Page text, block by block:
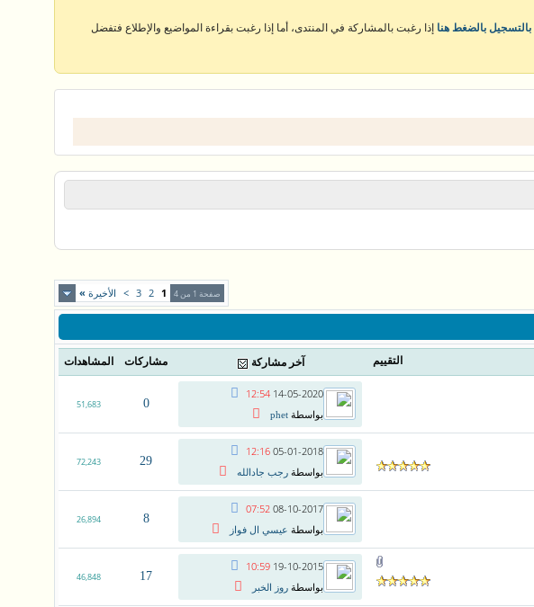
بالتسجيل بالضغط هنا إذا رغبت بالمشاركة في المنتدى، أما إذا رغبت بقراءة المواضيع والإطلاع فتفضل
صفحة 1 من 4 1
2
3
> الأخيرة »
التقييم آخر مشاركة مشاركات المشاهدات
14-05-2020
12:54
بواسطة phet
0
51,683
05-01-2018
12:16
بواسطة رجب جادالله
29
72,243
08-10-2017
07:52
بواسطة عيسي ال فواز
8
26,894
19-10-2015
10:59
بواسطة روز الخبر
17
46,848